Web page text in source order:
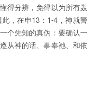
得分辨，免得以为所有轰
，在申13：1-4，神就警
个先知的真伪：要确认一
从神的话、事奉祂、和依